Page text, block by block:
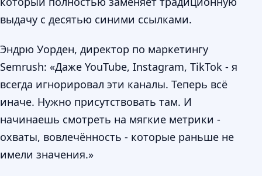
выдачу с десятью синими ссылками.
Эндрю Уорден, директор по маркетингу
Semrush: «Даже YouTube, Instagram, TikTok - я
всегда игнорировал эти каналы. Теперь всё
иначе. Нужно присутствовать там. И
начинаешь смотреть на мягкие метрики -
охваты, вовлечённость - которые раньше не
имели значения.»